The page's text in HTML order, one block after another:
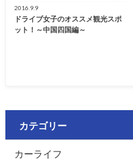
2016.9.9
ドライブ女子のオススメ観光スポ
ット！～中国四国編～
カテゴリー
カーライフ